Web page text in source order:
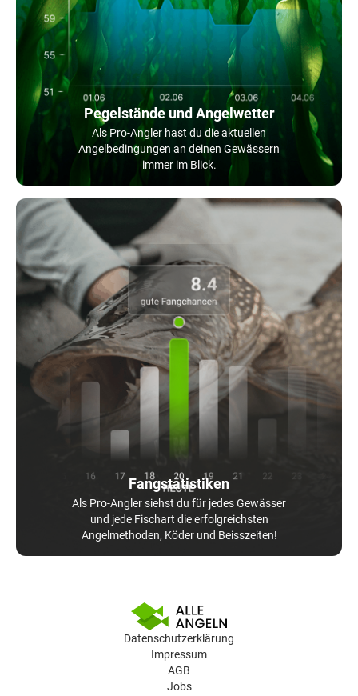
Pegelstände und Angelwetter
Als Pro-Angler hast du die aktuellen
Angelbedingungen an deinen Gewässern
immer im Blick.
Fangstatistiken
Als Pro-Angler siehst du für jedes Gewässer
und jede Fischart die erfolgreichsten
Angelmethoden, Köder und Beisszeiten!
Datenschutzerklärung
Impressum
AGB
Jobs